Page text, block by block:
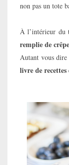
non pas un tote
À l’intérieur du
remplie de
Autant vous dire
livre de recettes